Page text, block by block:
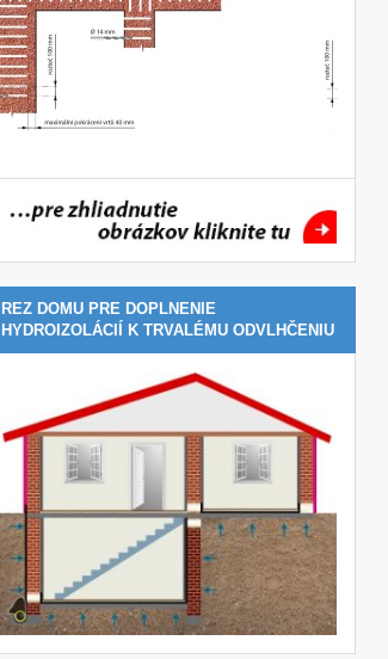
REZ DOMU PRE DOPLNENIE
HYDROIZOLÁCIÍ K TRVALÉMU ODVLHČENIU